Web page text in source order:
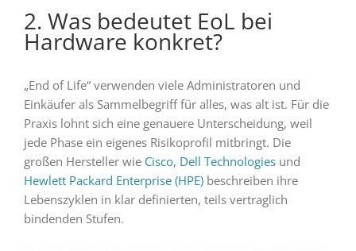
2. Was bedeutet EoL bei
Hardware konkret?
„End of Life“ verwenden viele Administratoren und
Einkäufer als Sammelbegriff für alles, was alt ist. Für die
Praxis lohnt sich eine genauere Unterscheidung, weil
jede Phase ein eigenes Risikoprofil mitbringt. Die
großen Hersteller wie Cisco, Dell Technologiesund
Hewlett Packard Enterprise (HPE)beschreiben ihre
Lebenszyklen in klar definierten, teils vertraglich
bindenden Stufen.